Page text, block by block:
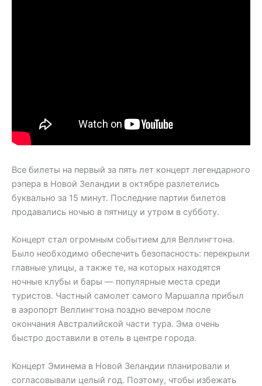
Все билеты на первый за пять лет концерт легендарного
рэпера в Новой Зеландии в октябре разлетелись
буквально за 15 минут. Последние партии билетов
продавались ночью в пятницу и утром в субботу.
Концерт стал огромным событием для Веллингтона.
Было необходимо обеспечить безопасность: перекрыли
главные улицы, а также те, на которых находятся
ночные клубы и бары — популярные места среди
туристов. Частный самолет самого Маршалла прибыл
в аэропорт Веллингтона поздно вечером после
окончания Австралийской части тура. Эма очень
быстро доставили в отель в центре города.
Концерт Эминема в Новой Зеландии планировали и
согласовывали целый год. Поэтому, чтобы избежать